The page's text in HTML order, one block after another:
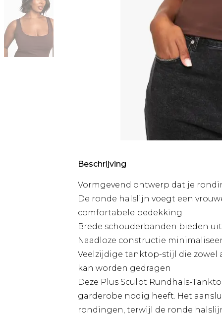
Beschrijving
Vormgevend ontwerp dat je
De ronde halslijn voegt een
comfortabele bedekking
Brede schouderbanden bieden
Naadloze constructie
Veelzijdige tanktop-stijl die zowel
kan worden gedragen
Deze Plus Sculpt Rundhals-
garderobe nodig heeft. Het
rondingen, terwijl de ronde